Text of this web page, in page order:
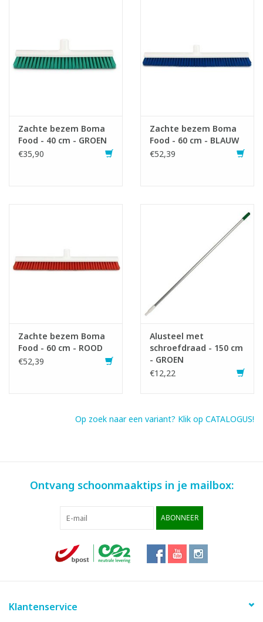
Zachte bezem Boma
Food - 40 cm - GROEN
€35,90
Zachte bezem Boma
Food - 60 cm - BLAUW
€52,39
Zachte bezem Boma
Food - 60 cm - ROOD
€52,39
Alusteel met
schroefdraad - 150 cm
- GROEN
€12,22
Op zoek naar een variant? Klik op CATALOGUS!
Ontvang schoonmaaktips in je mailbox:
ABONNEER
Klantenservice